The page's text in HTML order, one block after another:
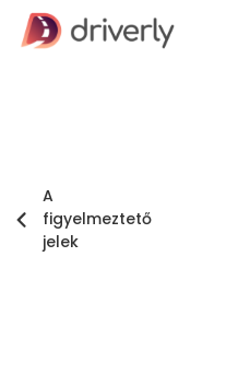
A
figyelmeztető
jelek